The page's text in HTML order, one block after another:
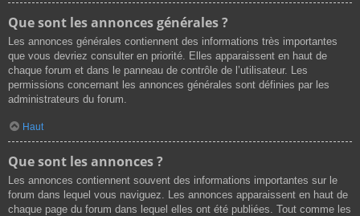
Que sont les annonces générales ?
Les annonces générales contiennent des informations très importantes
que vous devriez consulter en priorité. Elles apparaissent en haut de
chaque forum et dans le panneau de contrôle de l’utilisateur. Les
permissions concernant les annonces générales sont définies par les
administrateurs du forum.
Haut
Que sont les annonces ?
Les annonces contiennent souvent des informations importantes sur le
forum dans lequel vous naviguez. Les annonces apparaissent en haut de
chaque page du forum dans lequel elles ont été publiées. Tout comme les